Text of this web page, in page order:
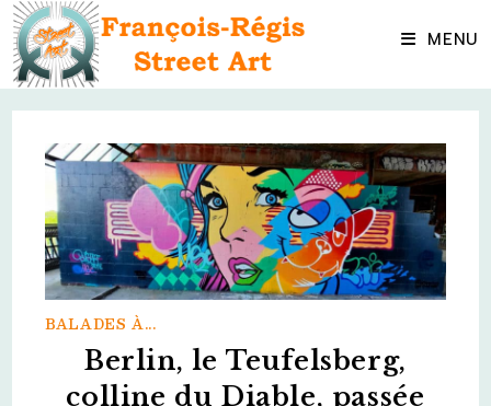
Skip
content MENU
BALADES À...
Berlin, le Teufelsberg,
colline du Diable, passée